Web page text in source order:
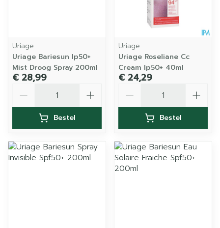
Uriage
Uriage Bariesun Ip50+
Mist Droog Spray 200ml
€ 28,99
Bestel
Uriage
Uriage Roseliane Cc
Cream Ip50+ 40ml
€ 24,29
Bestel